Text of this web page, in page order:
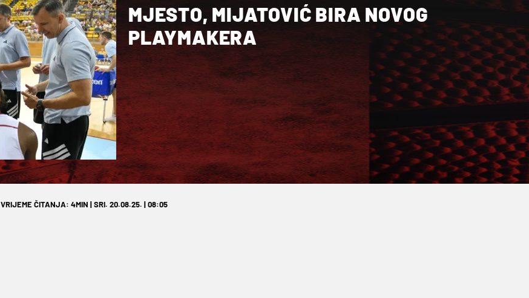
MJESTO, MIJATOVIĆ BIRA NOVOG
PLAYMAKERA
VRIJEME ČITANJA: 4MIN | SRI. 20.08.25. | 08:05